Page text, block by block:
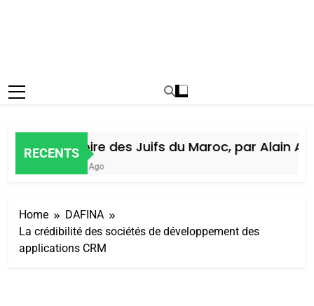
RECENTS
Histoire des Juifs du Maroc, par Alain
7 Jours Ago
Home
DAFINA
La crédibilité des sociétés de développement des
applications CRM